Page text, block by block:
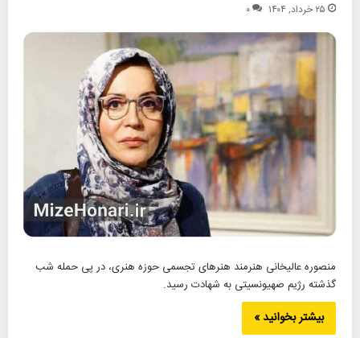
۲۵ خرداد, ۱۴۰۴ ۰
منصوره عالیخانی هنرمند هنرهای تجسمی حوزه هنری، در پی حمله شب
گذشته رژیم صهیونسیتی به شهادت رسید.
بیشتر بخوانید »